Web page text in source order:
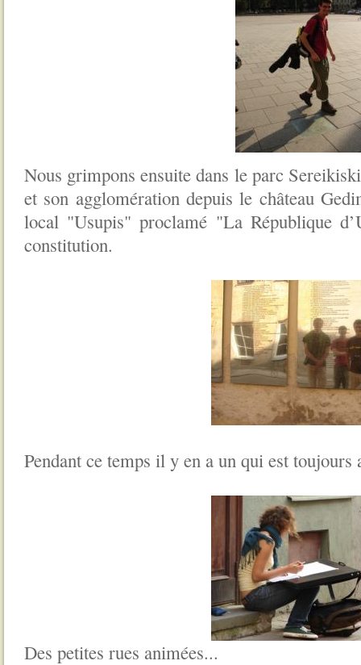
Nous grimpons ensuite dans le parc
et son agglomération depuis le château
local "Usupis" proclamé "La République
constitution.
Pendant ce temps il y en a un qui est toujours
Des petites rues animées...